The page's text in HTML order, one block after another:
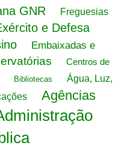
GNR
Freguesias
e Defesa
Embaixadas e
Centros de
Bibliotecas
Água, Luz,
Agências